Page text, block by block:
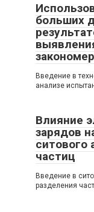
больших
Введение в
анализе
Влияние
зарядов
ситового
частиц
Введение в
разделения